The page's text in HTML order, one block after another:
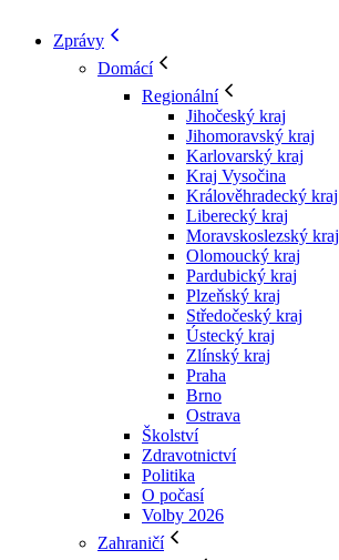
Zprávy
Domácí
Regionální
Jihočeský kraj
Jihomoravský kraj
Karlovarský kraj
Kraj Vysočina
Králověhradecký kraj
Liberecký kraj
Moravskoslezský kraj
Olomoucký kraj
Pardubický kraj
Plzeňský kraj
Středočeský kraj
Ústecký kraj
Zlínský kraj
Praha
Brno
Ostrava
Školství
Zdravotnictví
Politika
O počasí
Volby 2026
Zahraničí